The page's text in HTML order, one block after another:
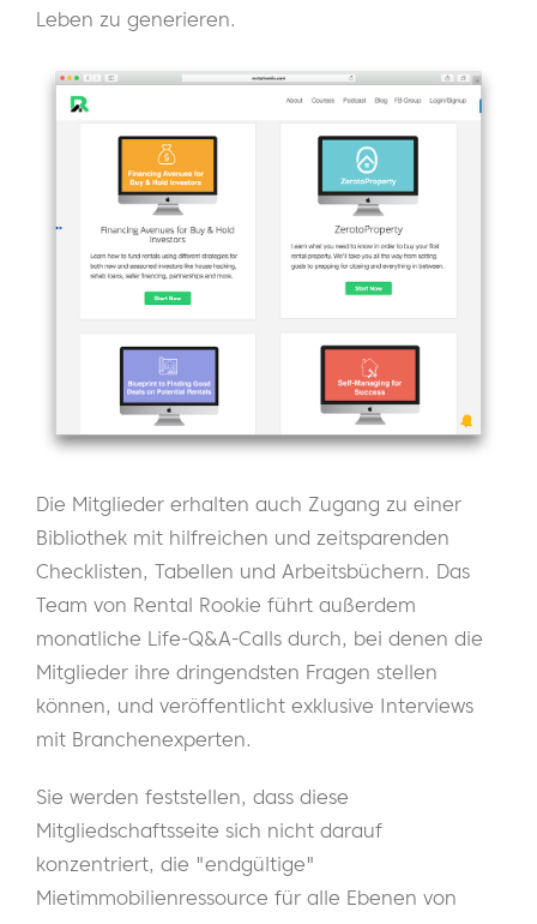
Leben zu generieren.
Die Mitglieder erhalten auch Zugang zu einer
Bibliothek mit hilfreichen und zeitsparenden
Checklisten, Tabellen und Arbeitsbüchern. Das
Team von Rental Rookie führt außerdem
monatliche Life-Q&A-Calls durch, bei denen die
Mitglieder ihre dringendsten Fragen stellen
können, und veröffentlicht exklusive Interviews
mit Branchenexperten.
Sie werden feststellen, dass diese
Mitgliedschaftsseite sich nicht darauf
konzentriert, die "endgültige"
Mietimmobilienressource für alle Ebenen von